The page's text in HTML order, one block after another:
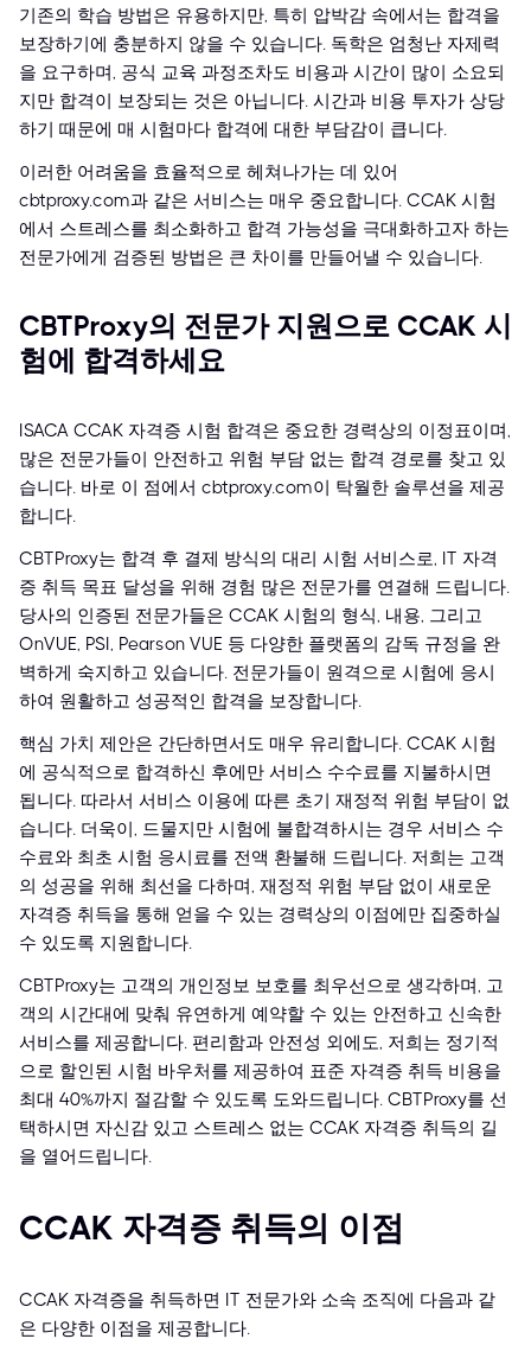
기존의 학습 방법은 유용하지만, 특히 압박감 속에서는 합격을
보장하기에 충분하지 않을 수 있습니다. 독학은 엄청난 자제력
을 요구하며, 공식 교육 과정조차도 비용과 시간이 많이 소요되
지만 합격이 보장되는 것은 아닙니다. 시간과 비용 투자가 상당
하기 때문에 매 시험마다 합격에 대한 부담감이 큽니다.
이러한 어려움을 효율적으로 헤쳐나가는 데 있어
cbtproxy.com과 같은 서비스는 매우 중요합니다. CCAK 시험
에서 스트레스를 최소화하고 합격 가능성을 극대화하고자 하는
전문가에게 검증된 방법은 큰 차이를 만들어낼 수 있습니다.
CBTProxy의 전문가 지원으로 CCAK 시
험에 합격하세요
ISACA CCAK 자격증 시험 합격은 중요한 경력상의 이정표이며,
많은 전문가들이 안전하고 위험 부담 없는 합격 경로를 찾고 있
습니다. 바로 이 점에서 cbtproxy.com이 탁월한 솔루션을 제공
합니다.
CBTProxy는 합격 후 결제 방식의 대리 시험 서비스로, IT 자격
증 취득 목표 달성을 위해 경험 많은 전문가를 연결해 드립니다.
당사의 인증된 전문가들은 CCAK 시험의 형식, 내용, 그리고
OnVUE, PSI, Pearson VUE 등 다양한 플랫폼의 감독 규정을 완
벽하게 숙지하고 있습니다. 전문가들이 원격으로 시험에 응시
하여 원활하고 성공적인 합격을 보장합니다.
핵심 가치 제안은 간단하면서도 매우 유리합니다. CCAK 시험
에 공식적으로 합격하신 후에만 서비스 수수료를 지불하시면
됩니다. 따라서 서비스 이용에 따른 초기 재정적 위험 부담이 없
습니다. 더욱이, 드물지만 시험에 불합격하시는 경우 서비스 수
수료와 최초 시험 응시료를 전액 환불해 드립니다. 저희는 고객
의 성공을 위해 최선을 다하며, 재정적 위험 부담 없이 새로운
자격증 취득을 통해 얻을 수 있는 경력상의 이점에만 집중하실
수 있도록 지원합니다.
CBTProxy는 고객의 개인정보 보호를 최우선으로 생각하며, 고
객의 시간대에 맞춰 유연하게 예약할 수 있는 안전하고 신속한
서비스를 제공합니다. 편리함과 안전성 외에도, 저희는 정기적
으로 할인된 시험 바우처를 제공하여 표준 자격증 취득 비용을
최대 40%까지 절감할 수 있도록 도와드립니다. CBTProxy를 선
택하시면 자신감 있고 스트레스 없는 CCAK 자격증 취득의 길
을 열어드립니다.
CCAK 자격증 취득의 이점
CCAK 자격증을 취득하면 IT 전문가와 소속 조직에 다음과 같
은 다양한 이점을 제공합니다.